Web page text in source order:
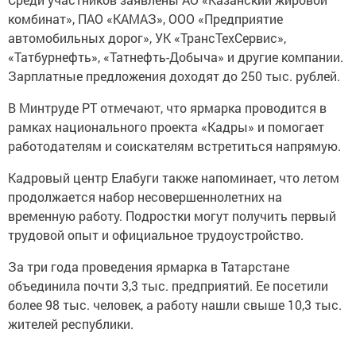
комбинат», ПАО «КАМАЗ», ООО «Предприятие
автомобильных дорог», УК «ТрансТехСервис»,
«Татбурнефть», «Татнефть-Добыча» и другие компании.
Зарплатные предложения доходят до 250 тыс. рублей.
В Минтруде РТ отмечают, что ярмарка проводится в
рамках национального проекта «Кадры» и помогает
работодателям и соискателям встретиться напрямую.
Кадровый центр Елабуги также напоминает, что летом
продолжается набор несовершеннолетних на
временную работу. Подростки могут получить первый
трудовой опыт и официальное трудоустройство.
За три года проведения ярмарка в Татарстане
объединила почти 3,3 тыс. предприятий. Ее посетили
более 98 тыс. человек, а работу нашли свыше 10,3 тыс.
жителей республики.